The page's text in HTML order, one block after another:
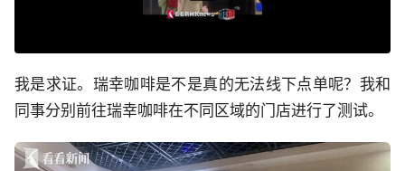
我是求证。瑞幸咖啡是不是真的无法线下点单呢？我和
同事分别前往瑞幸咖啡在不同区域的门店进行了测试。